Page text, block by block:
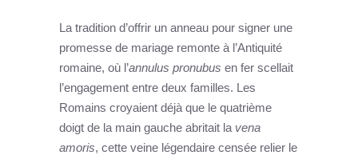
La tradition d’offrir un anneau pour signer une
promesse de mariage remonte à l’Antiquité
romaine, où l’annulus pronubus en fer scellait
l’engagement entre deux familles. Les
Romains croyaient déjà que le quatrième
doigt de la main gauche abritait la vena
amoris, cette veine légendaire censée relier le